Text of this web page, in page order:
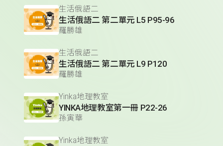
生活俄語二
生活俄語二 第二單元 L5 P95-96
羅勝雄
生活俄語二
生活俄語二 第二單元 L9 P120
羅勝雄
Yinka地理教室
YINKA地理教室第一冊 P22-26
孫寅華
Yinka地理教室